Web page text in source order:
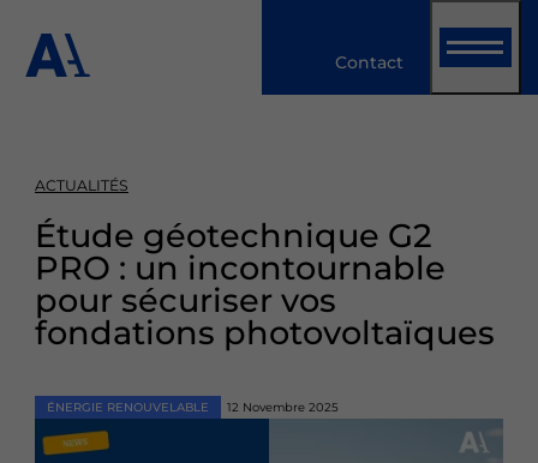
​​​​​​​Contact
ACTUALITÉS
Étude géotechnique G2
PRO : un incontournable
pour sécuriser vos
fondations photovoltaïques
ÉNERGIE RENOUVELABLE 12 Novembre 2025